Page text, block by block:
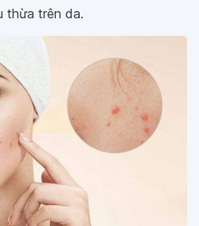
thừa trên da.